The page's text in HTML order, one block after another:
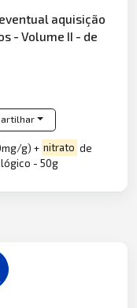
aquisição
- Volume II - de
g) + nitrato de
- 50g